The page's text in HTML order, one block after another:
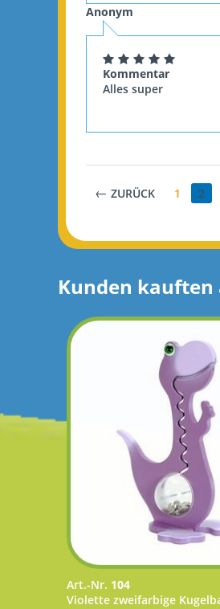
Anonym
Kommentar
Alles super
ZURÜCK 1 2
Kunden kauften
Art.-Nr. 104
Violette zweifarbige